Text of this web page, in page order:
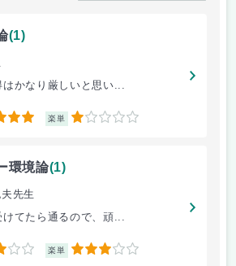
(1)
はかなり厳しいと思い...
楽単 1
環境論(1)
先生
けてたら通るので、頑...
楽単 3